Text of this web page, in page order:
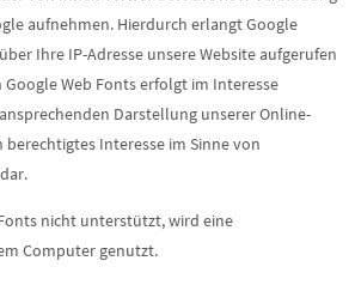
aufnehmen. Hierdurch erlangt Google
Ihre IP-Adresse unsere Website aufgerufen
Web Fonts erfolgt im Interesse
Darstellung unserer Online-
Interesse im Sinne von
nicht unterstützt, wird eine
Computer genutzt.